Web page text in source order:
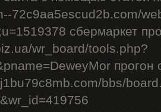
72c9aa5escud2b.com/
сбермаркет
wr_board/tools.php?
bbs/